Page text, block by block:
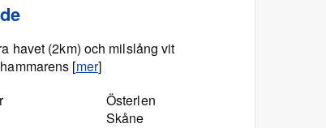
havet (2km) och milslång vit
[mer]
Österlen
Skåne